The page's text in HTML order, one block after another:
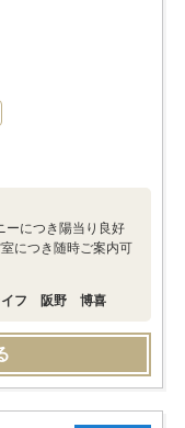
ーにつき陽当り良好
につき随時ご案内可
イフ 阪野 博喜